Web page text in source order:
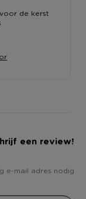
de kerst
een review!
e-mail adres nodig